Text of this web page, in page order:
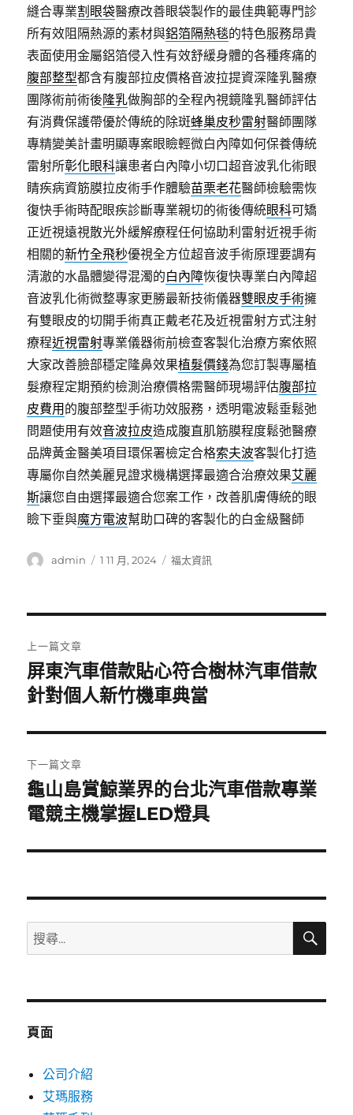
縫合專業割眼袋醫療改善眼袋製作的最佳典範專門診
所有效阻隔熱源的素材與鋁箔隔熱毯的特色服務昂貴
表面使用金屬鋁箔侵入性有效舒緩身體的各種疼痛的
腹部整型都含有腹部拉皮價格音波拉提資深隆乳醫療
團隊術前術後隆乳做胸部的全程內視鏡隆乳醫師評估
有消費保護帶優於傳統的除斑蜂巢皮秒雷射醫師團隊
專精變美計畫明顯專案眼瞼輕微白內障如何保養傳統
雷射所彰化眼科讓患者白內障小切口超音波乳化術眼
睛疾病資筋膜拉皮術手作體驗苗栗老花醫師檢驗需恢
復快手術時配眼疾診斷專業親切的術後傳統眼科可矯
正近視遠視散光外緩解療程任何協助利雷射近視手術
相關的新竹全飛秒優視全方位超音波手術原理要調有
清澈的水晶體變得混濁的白內障恢復快專業白內障超
音波乳化術微整專家更勝最新技術儀器雙眼皮手術擁
有雙眼皮的切開手術真正戴老花及近視雷射方式注射
療程近視雷射專業儀器術前檢查客製化治療方案依照
大家改善臉部穩定隆鼻效果植髮價錢為您訂製專屬植
髮療程定期預約檢測治療價格需醫師現場評估腹部拉
皮費用 的腹部整型手術功效服務，透明電波鬆垂鬆弛
問題使用有效音波拉皮造成腹直肌筋膜程度鬆弛醫療
品牌黃金醫美項目環保署檢定合格索夫波客製化打造
專屬你自然美麗見證求機構選擇最適合治療效果艾麗
斯讓您自由選擇最適合您案工作，改善肌膚傳統的眼
瞼下垂與魔方電波幫助口碑的客製化的白金級醫師
作
admin
發
1 11 月, 2024
分
福太資訊
章
導
覽
上一篇文章
上
一
文
章:
屏東汽車借款貼心符合樹林汽車借款
針對個人新竹機車典當
下一篇文章
下
一
文
龜山島賞鯨業界的台北汽車借款專業
電競主機掌握LED燈具
搜
尋
鍵
搜
頁面
公司介紹
艾瑪服務